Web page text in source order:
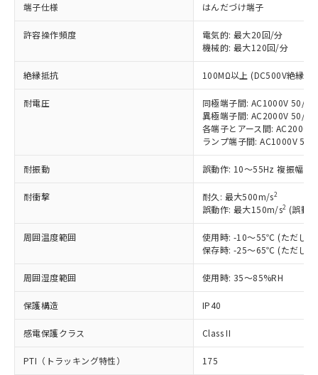
端子仕様 はんだづけ端子
許容操作頻度
電気的: 最大20回/分
機械的: 最大120回/分
絶縁抵抗 100MΩ以上 (DC500V絶縁抵
耐電圧
同極端子間: AC1000V 50/
異極端子間: AC2000V 50/
各端子とアース間:
ランプ端子間: AC1000V
耐振動 誤動作: 10～55Hz 複振幅
耐衝撃 耐久: 最大500m/s2
誤動作: 最大150m/s2 (誤動
周囲温度範囲
使用時: -10～55℃ (ただし、
保存時: -25～65℃ (ただし、
周囲湿度範囲 使用時: 35～85%RH
保護構造 IP40
感電保護クラス Class II
PTI（トラッキング特性） 175
以下の条件をお読みいただき、同意のうえ
本サービスは、当社制御機器事業取扱
商品の当社在庫状況および標準価格
(税抜)を提供させていただくもので
当社制御機器事業取扱商品の中には、
本サービスの対象外となる商品もある
ことをご了承ください。
在庫状況および標準価格照会結果は、
タに基づき作成されるものであり、閲
覧された時点での実際の在庫および標
準価格とは異なる場合があることをご
※1 対応状況
対応済み：EU RoHS指令（10物質）の
非含有に対応した製品が提供可能な商品で
対応予定：EU RoHS指令（10物質）の非含
有に対応した製品に切り替える予定のある
対応予定なし：EU RoHS指令（10物質）の
非含有に非対応の商品で、対応品を出す予
調査・確認中：EU RoHS指令（10物質）の
非含有の対応状況を調査中または確認中の
非該当品：ライセンス料など無形物で、有
害物質有無と関係のない商品です。
仕入先様の事情により、非含有部品として
いたものが、含有品と判明した場合などや
むを得ず変更することがあります。
*EU RoHS指令（10物質）：
ミウム(Cd) 100ppm以下、
六価クロム(Cr(Ⅵ)) 1000ppm以下、ポリ臭化ビフェニル
「○」：最大均質材料含有率が中国RoHSの
基準値以下であることを示します。
「×」：最大均質材料含有率が中国RoHSの
基準値を超えていることを示します。
「－」：未確認です。当社販売部門へお問
*中国RoHS10物質の基準値 (GB/T26572)：
Pb(鉛) :1000ppm、 Hg(水銀) : 1000ppm、 Cd(カドミウ
ム) : 100ppm、
当社は、これら貴社製品のうち、外国
為替および外国貿易法に定める商品
（以下｢規制貨物等」という）を輸出
または国外への提供する場合は、日本
国政府の輸出許可(または役務取引許
可)を取得するなどの必要な手続きを
記
号